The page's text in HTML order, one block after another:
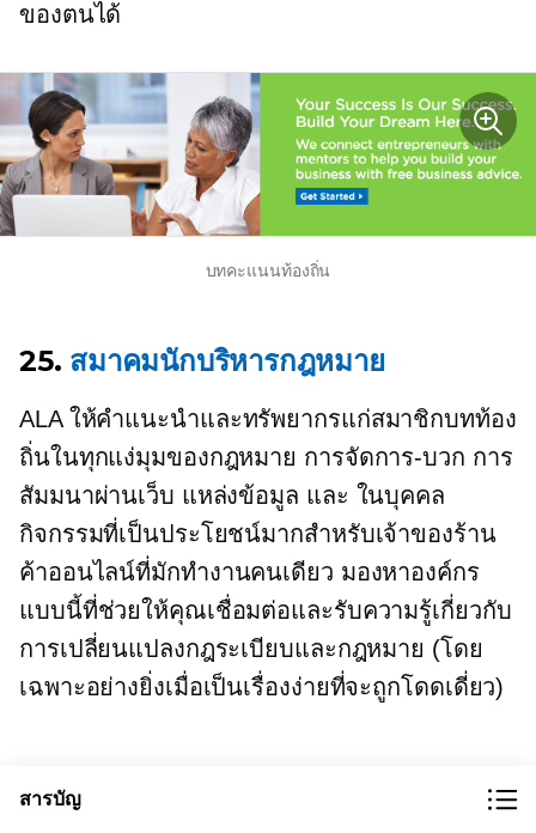
ของตนได้
บทคะแนนท้องถิ่น
25. สมาคมนักบริหารกฎหมาย
ALA ให้คำแนะนำและทรัพยากรแก่สมาชิกบทท้อง
ถิ่นในทุกแง่มุมของกฎหมาย การจัดการ-บวก การ
สัมมนาผ่านเว็บ แหล่งข้อมูล และ ในบุคคล
กิจกรรมที่เป็นประโยชน์มากสำหรับเจ้าของร้าน
ค้าออนไลน์ที่มักทำงานคนเดียว มองหาองค์กร
แบบนี้ที่ช่วยให้คุณเชื่อมต่อและรับความรู้เกี่ยวกับ
การเปลี่ยนแปลงกฎระเบียบและกฎหมาย (โดย
เฉพาะอย่างยิ่งเมื่อเป็นเรื่องง่ายที่จะถูกโดดเดี่ยว)
คำแนะนำทางกฎหมายสำหรับ
สารบัญ